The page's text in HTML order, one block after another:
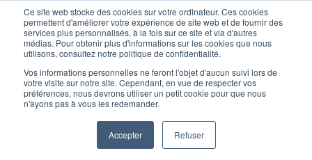
Ce site web stocke des cookies sur votre ordinateur. Ces cookies
permettent d'améliorer votre expérience de site web et de fournir des
services plus personnalisés, à la fois sur ce site et via d'autres
médias. Pour obtenir plus d'informations sur les cookies que nous
utilisons, consultez notre politique de confidentialité.
Vos informations personnelles ne feront l'objet d'aucun suivi lors de
votre visite sur notre site. Cependant, en vue de respecter vos
préférences, nous devrons utiliser un petit cookie pour que nous
n'ayons pas à vous les redemander.
Accepter Refuser
Passer
contenu
Nos offres
Formation
Loi d’adaptation au droit
européen : le résumé
Paie et social»Loi d’adaptation au droit européen : le
résumé